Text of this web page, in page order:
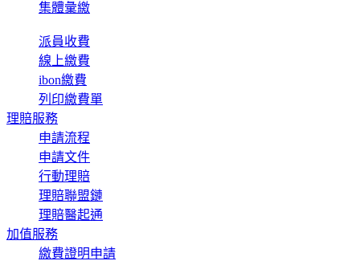
集體彙繳
派員收費
線上繳費
ibon繳費
列印繳費單
理賠服務
申請流程
申請文件
行動理賠
理賠聯盟鏈
理賠醫起通
加值服務
繳費證明申請